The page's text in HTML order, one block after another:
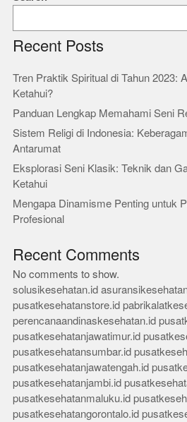
Recent Posts
Tren Praktik Spiritual di Tahun 2023:
Ketahui?
Panduan Lengkap Memahami Seni
Sistem Religi di Indonesia:
Antarumat
Eksplorasi Seni Klasik: Teknik dan
Ketahui
Mengapa Dinamisme Penting untuk
Profesional
Recent Comments
No comments to show.
solusikesehatan.id
pusatkesehatanstore.id
perencanaandinaskesehatan.id
pusatkesehatanjawatimur.id
pusatkesehatansumbar.id
pusatkesehatanjawatengah.id
pusatkesehatanjambi.id
pusatkesehatanmaluku.id
pusatkesehatangorontalo.id